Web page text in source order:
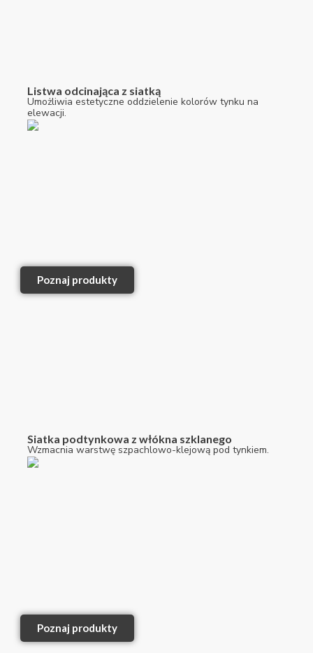
Listwa odcinająca z siatką
Umożliwia estetyczne oddzielenie kolorów tynku na
elewacji.
Poznaj produkty
Siatka podtynkowa z włókna szklanego
Wzmacnia warstwę szpachlowo-klejową pod tynkiem.
Poznaj produkty